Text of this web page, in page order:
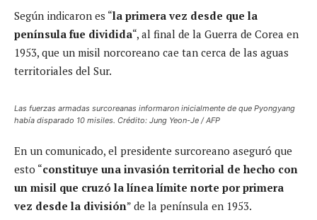
Según indicaron es “la primera vez desde que la
península fue dividida“, al final de la Guerra de Corea en
1953, que un misil norcoreano cae tan cerca de las aguas
territoriales del Sur.
Las fuerzas armadas surcoreanas informaron inicialmente de que Pyongyang
había disparado 10 misiles. Crédito: Jung Yeon-Je / AFP
En un comunicado, el presidente surcoreano aseguró que
esto “constituye una invasión territorial de hecho con
un misil que cruzó la línea límite norte por primera
vez desde la división” de la península en 1953.